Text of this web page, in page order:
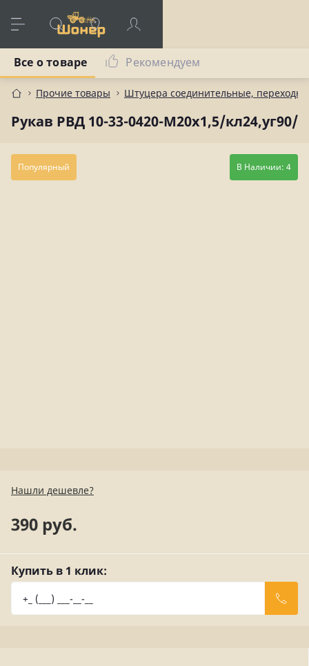
Прочие товары Штуцера соединительные,
Рукав РВД 10-33-0420-М20х1,5/кл24,уг90/
Все о товаре Рекомендуем
Популярный В Наличии: 4
Нашли дешевле?
390 руб.
Купить в 1 клик: